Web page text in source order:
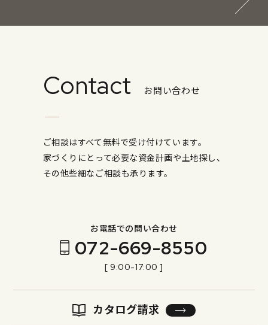
Contact お問い合わせ
ご相談はすべて無料で受け付けています。
家づくりにとって必要な資金計画や土地探し、
その他些細なご相談も承ります。
お電話での問い合わせ
072-669-8550
[ 9:00-17:00 ]
カタログ請求